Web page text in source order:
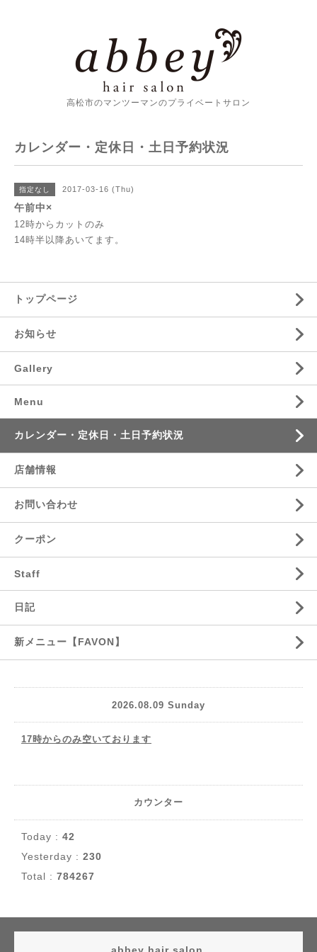
高松市のマンツーマンのプライベートサロン
カレンダー・定休日・土日予約状況
指定なし 2017-03-16 (Thu)
午前中×
12時からカットのみ
14時半以降あいてます。
トップページ
お知らせ
Gallery
Menu
カレンダー・定休日・土日予約状況
店舗情報
お問い合わせ
クーポン
Staff
日記
新メニュー【FAVON】
2026.08.09 Sunday
17時からのみ空いております
カウンター
Today : 42
Yesterday : 230
Total : 784267